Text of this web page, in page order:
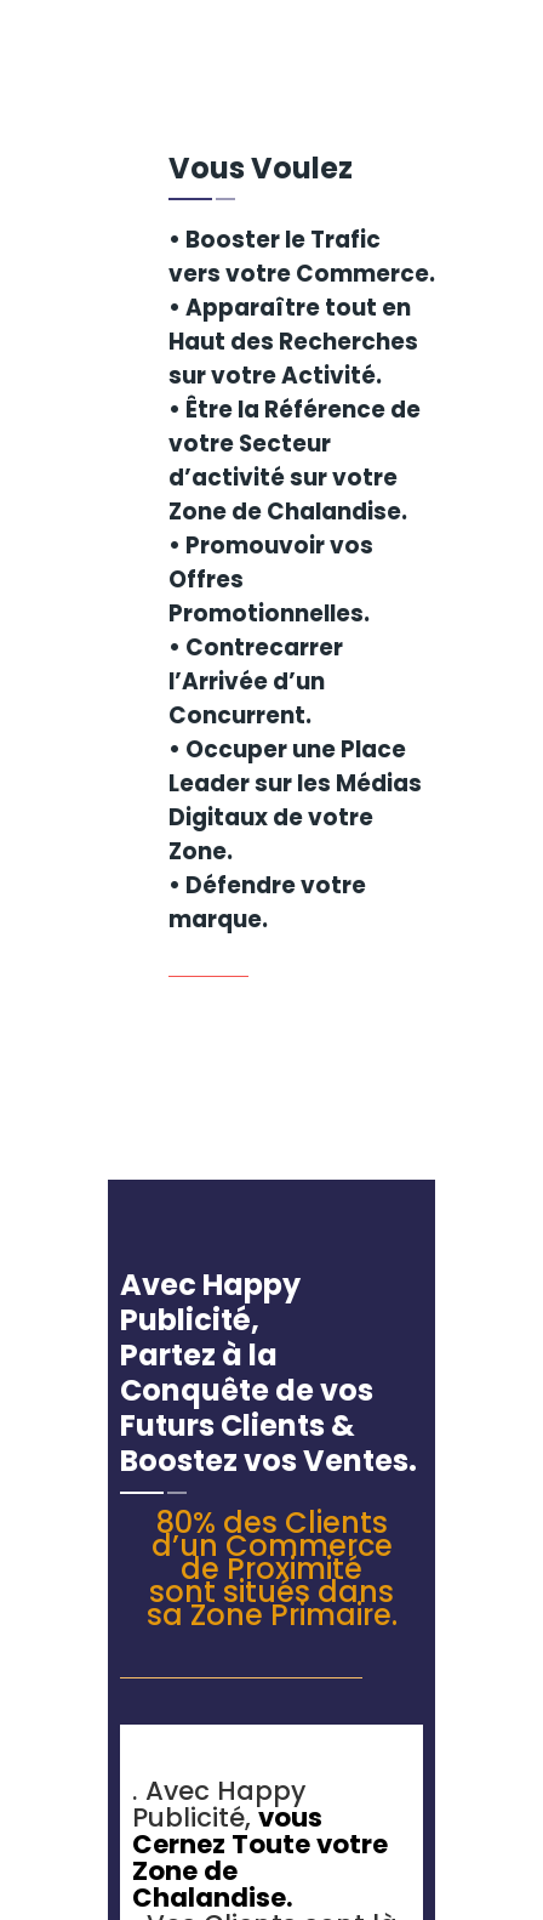
Vous Voulez
• Booster le Trafic
vers votre Commerce.
• Apparaître tout en
Haut des Recherches
sur votre Activité.
• Être la Référence de
votre Secteur
d’activité sur votre
Zone de Chalandise.
• Promouvoir vos
Offres
Promotionnelles.
• Contrecarrer
l’Arrivée d’un
Concurrent.
• Occuper une Place
Leader sur les Médias
Digitaux de votre
Zone.
• Défendre votre
marque.
Avec Happy
Publicité,
Partez à la
Conquête de vos
Futurs Clients &
Boostez vos Ventes.
80% des Clients
d’un Commerce
de Proximité
sont situés dans
sa Zone Primaire.
. Avec Happy
Publicité,vous
Cernez Toute votre
Zone de
Chalandise.